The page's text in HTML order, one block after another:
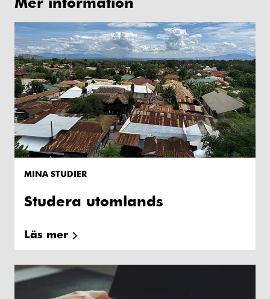
MINA STUDIER
Studera utomlands
Läs mer